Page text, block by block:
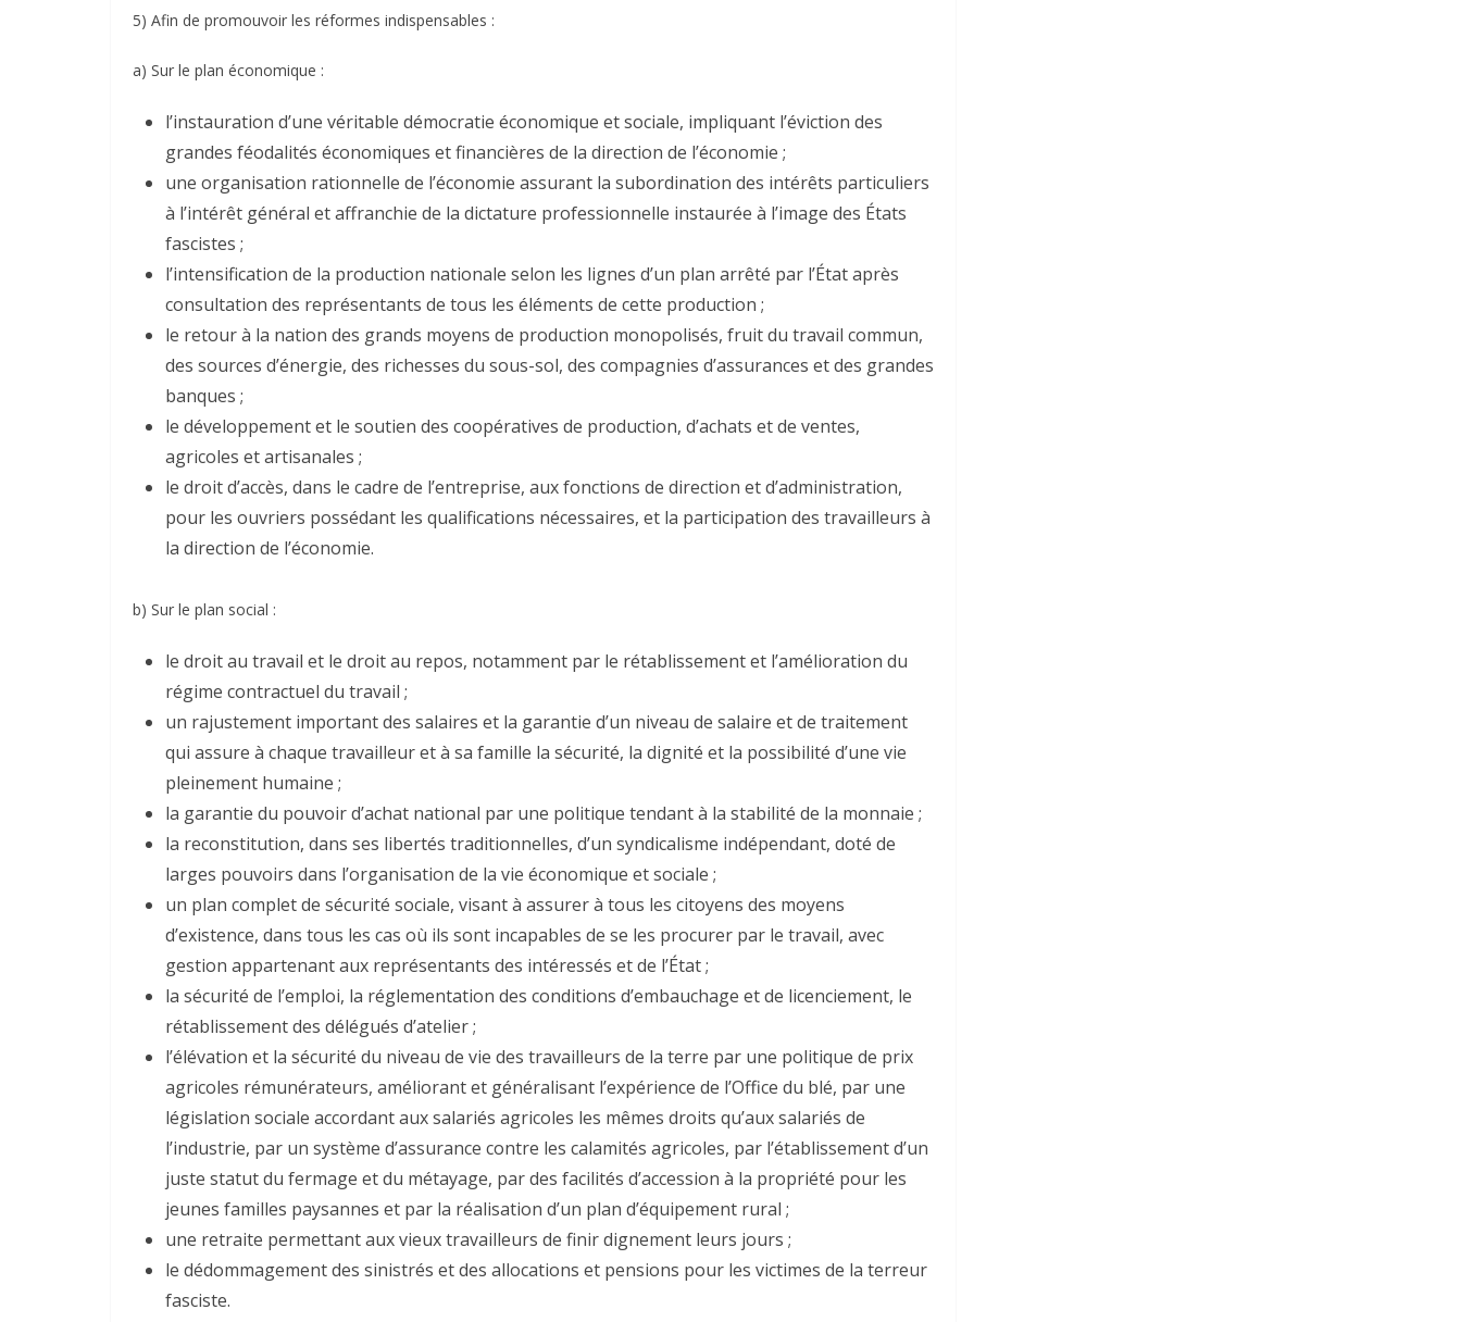
5) Afin de promouvoir les réformes indispensables :
a) Sur le plan économique :
l’instauration d’une véritable démocratie économique et sociale, impliquant l’éviction des
grandes féodalités économiques et financières de la direction de l’économie ;
une organisation rationnelle de l’économie assurant la subordination des intérêts particuliers
à l’intérêt général et affranchie de la dictature professionnelle instaurée à l’image des États
fascistes ;
l’intensification de la production nationale selon les lignes d’un plan arrêté par l’État après
consultation des représentants de tous les éléments de cette production ;
le retour à la nation des grands moyens de production monopolisés, fruit du travail commun,
des sources d’énergie, des richesses du sous-sol, des compagnies d’assurances et des grandes
banques ;
le développement et le soutien des coopératives de production, d’achats et de ventes,
agricoles et artisanales ;
le droit d’accès, dans le cadre de l’entreprise, aux fonctions de direction et d’administration,
pour les ouvriers possédant les qualifications nécessaires, et la participation des travailleurs à
la direction de l’économie.
b) Sur le plan social :
le droit au travail et le droit au repos, notamment par le rétablissement et l’amélioration du
régime contractuel du travail ;
un rajustement important des salaires et la garantie d’un niveau de salaire et de traitement
qui assure à chaque travailleur et à sa famille la sécurité, la dignité et la possibilité d’une vie
pleinement humaine ;
la garantie du pouvoir d’achat national par une politique tendant à la stabilité de la monnaie ;
la reconstitution, dans ses libertés traditionnelles, d’un syndicalisme indépendant, doté de
larges pouvoirs dans l’organisation de la vie économique et sociale ;
un plan complet de sécurité sociale, visant à assurer à tous les citoyens des moyens
d’existence, dans tous les cas où ils sont incapables de se les procurer par le travail, avec
gestion appartenant aux représentants des intéressés et de l’État ;
la sécurité de l’emploi, la réglementation des conditions d’embauchage et de licenciement, le
rétablissement des délégués d’atelier ;
l’élévation et la sécurité du niveau de vie des travailleurs de la terre par une politique de prix
agricoles rémunérateurs, améliorant et généralisant l’expérience de l’Office du blé, par une
législation sociale accordant aux salariés agricoles les mêmes droits qu’aux salariés de
l’industrie, par un système d’assurance contre les calamités agricoles, par l’établissement d’un
juste statut du fermage et du métayage, par des facilités d’accession à la propriété pour les
jeunes familles paysannes et par la réalisation d’un plan d’équipement rural ;
une retraite permettant aux vieux travailleurs de finir dignement leurs jours ;
le dédommagement des sinistrés et des allocations et pensions pour les victimes de la terreur
fasciste.